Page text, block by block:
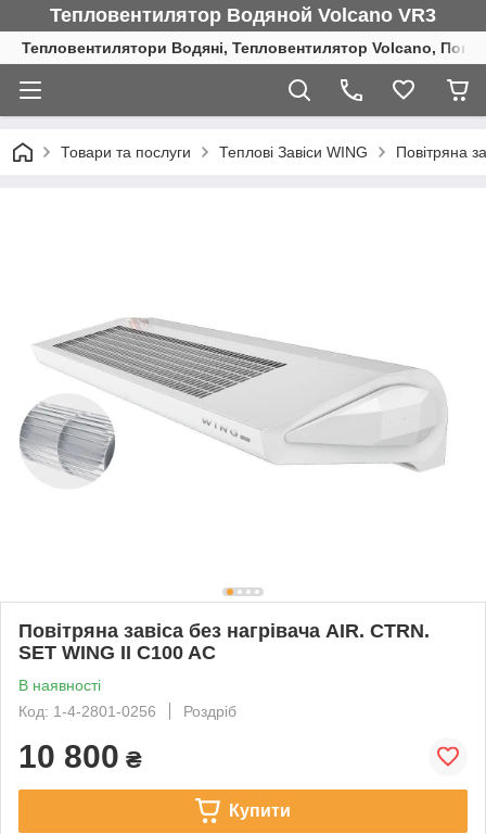
Тепловентилятор Водяной Volcano VR3
Тепловентилятори Водяні, Тепловентилятор Volcano,
Товари та послуги Теплові Завіси WING Повітряна
Повітряна завіса без нагрівача AIR. CTRN.
SET WING II C100 AC
В наявності
Код: 1-4-2801-0256
Роздріб
10 800 ₴
Купити